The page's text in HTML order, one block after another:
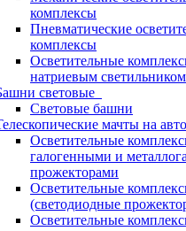
комплексы
Пневматические
комплексы
Осветительные
натриевым светильником
световые
Световые башни
мачты на
Осветительные
галогенными и
прожекторами
Осветительные
(светодиодные
Осветительные